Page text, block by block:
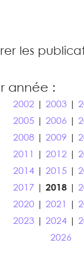
les
année :
2002 |2003 |
2005 |2006 |
2008 |2009 |
2011
|2012 |
2014 |2015 |
2017 |2018 |
2020 |2021 |
2023 |2024 |
2026